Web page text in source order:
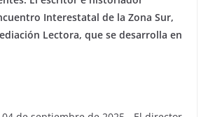
Interestatal de la Zona Sur,
Lectora, que se desarrolla en